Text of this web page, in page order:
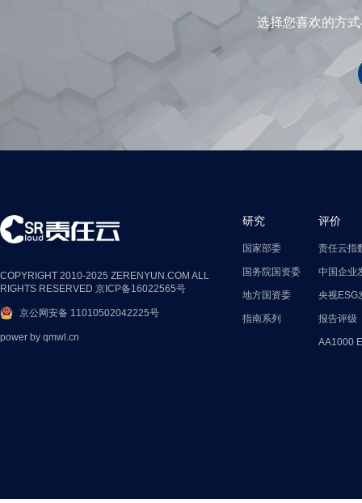
选择您喜欢的方
COPYRIGHT 2010-2025 ZERENYUN.COM ALL
RIGHTS RESERVED 京ICP备16022565号
京公网安备 11010502042225号
power by qmwl.cn
研究
国家部委
国务院国资委
地方国资委
指南系列
评价
责任云指
中国企业
央视ESG
报告评级
AA1000